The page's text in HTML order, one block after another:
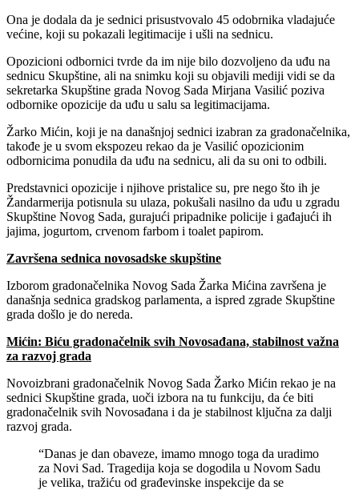
Ona je dodala da je sednici prisustvovalo 45 odobrnika vladajuće
većine, koji su pokazali legitimacije i ušli na sednicu.
Opozicioni odbornici tvrde da im nije bilo dozvoljeno da uđu na
sednicu Skupštine, ali na snimku koji su objavili mediji vidi se da
sekretarka Skupštine grada Novog Sada Mirjana Vasilić poziva
odbornike opozicije da uđu u salu sa legitimacijama.
Žarko Mićin, koji je na današnjoj sednici izabran za gradonačelnika,
takođe je u svom ekspozeu rekao da je Vasilić opozicionim
odbornicima ponudila da uđu na sednicu, ali da su oni to odbili.
Predstavnici opozicije i njihove pristalice su, pre nego što ih je
Žandarmerija potisnula su ulaza, pokušali nasilno da uđu u zgradu
Skupštine Novog Sada, gurajući pripadnike policije i gađajući ih
jajima, jogurtom, crvenom farbom i toalet papirom.
Završena sednica novosadske skupštine
Izborom gradonačelnika Novog Sada Žarka Mićina završena je
današnja sednica gradskog parlamenta, a ispred zgrade Skupštine
grada došlo je do nereda.
Mićin: Biću gradonačelnik svih Novosađana, stabilnost važna
za razvoj grada
Novoizbrani gradonačelnik Novog Sada Žarko Mićin rekao je na
sednici Skupštine grada, uoči izbora na tu funkciju, da će biti
gradonačelnik svih Novosađana i da je stabilnost ključna za dalji
razvoj grada.
“Danas je dan obaveze, imamo mnogo toga da uradimo
za Novi Sad. Tragedija koja se dogodila u Novom Sadu
je velika, tražiću od građevinske inspekcije da se